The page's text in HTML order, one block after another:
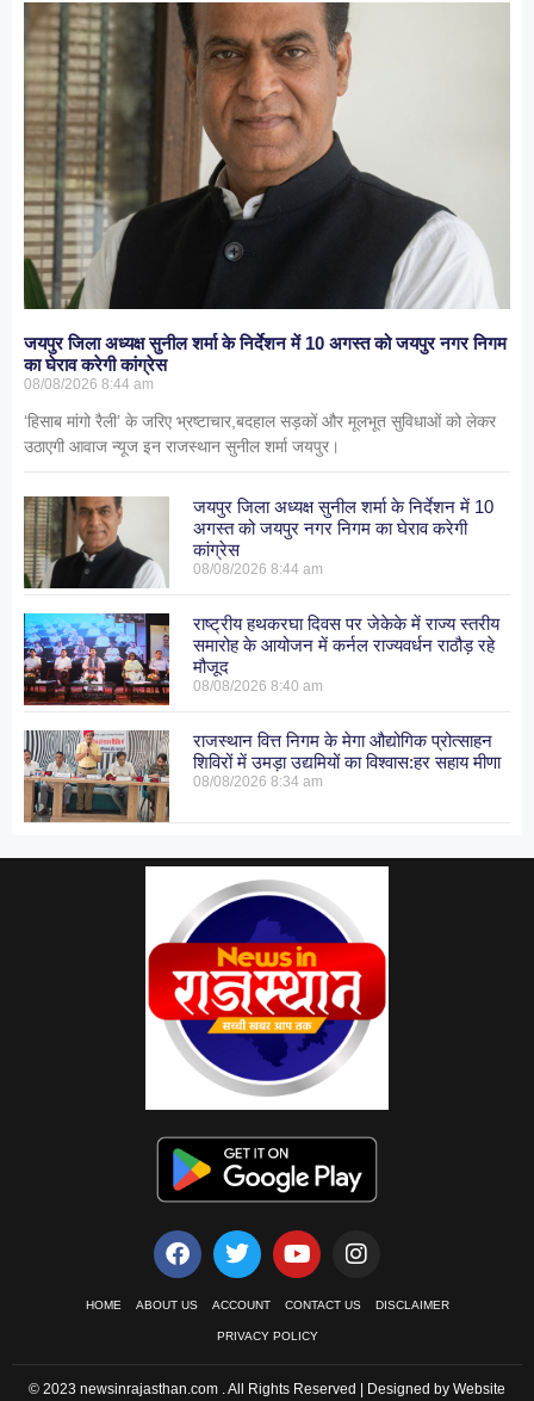
जयपुर जिला अध्यक्ष सुनील शर्मा के निर्देशन में 10 अगस्त को जयपुर नगर निगम
का घेराव करेगी कांग्रेस
08/08/2026 8:44 am
‘हिसाब मांगो रैली’ के जरिए भ्रष्टाचार,बदहाल सड़कों और मूलभूत सुविधाओं को लेकर
उठाएगी आवाज न्यूज इन राजस्थान सुनील शर्मा जयपुर।
जयपुर जिला अध्यक्ष सुनील शर्मा के निर्देशन में 10
अगस्त को जयपुर नगर निगम का घेराव करेगी
कांग्रेस
08/08/20268:44 am
राष्ट्रीय हथकरघा दिवस पर जेकेके में राज्य स्तरीय
समारोह के आयोजन में कर्नल राज्यवर्धन राठौड़ रहे
मौजूद
08/08/20268:40 am
राजस्थान वित्त निगम के मेगा औद्योगिक प्रोत्साहन
शिविरों में उमड़ा उद्यमियों का विश्वास:हर सहाय मीणा
08/08/20268:34 am
HOME ABOUT US ACCOUNT CONTACT US DISCLAIMER
PRIVACY POLICY
© 2023 newsinrajasthan.com . All Rights Reserved | Designed by Website